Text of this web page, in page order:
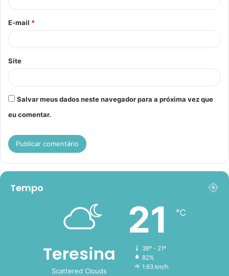
*
E-mail *
Site
Salvar meus dados neste navegador para a próxima vez que
eu comentar.
Tempo
Teresina
Scattered Clouds
21 ℃
38º - 21º
82%
1.63 km/h